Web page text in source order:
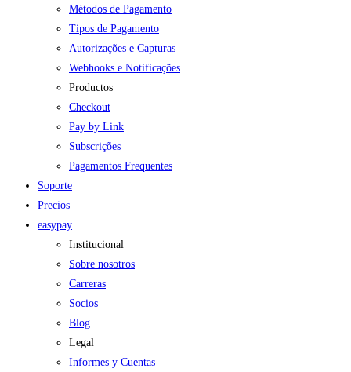
Métodos de Pagamento
Tipos de Pagamento
Autorizações e Capturas
Webhooks e Notificações
Productos
Checkout
Pay by Link
Subscrições
Pagamentos Frequentes
Soporte
Precios
easypay
Institucional
Sobre nosotros
Carreras
Socios
Blog
Legal
Informes y Cuentas